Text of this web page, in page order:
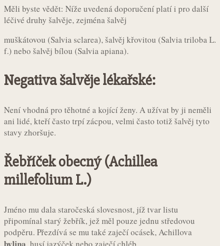
Měli byste vědět: Níže uvedená doporučení platí i pro další
léčivé druhy šalvěje, zejména šalvěj
muškátovou (Salvia sclarea), šalvěj křovitou (Salvia triloba L.
f.) nebo šalvěj bílou (Salvia apiana).
Negativa šalvěje lékařské:
Není vhodná pro těhotné a kojící ženy. A užívat by ji neměli
ani lidé, kteří často trpí zácpou, velmi často totiž šalvěj tyto
stavy zhoršuje.
Řebříček obecný (Achillea
millefolium L.)
Jméno mu dala staročeská slovesnost, jíž tvar listu
připomínal starý žebřík, jež měl pouze jednu středovou
podpěru. Přezdívá se mu také zaječí ocásek, Achillova
bylina , husí jazýček nebo zaječí chléb.